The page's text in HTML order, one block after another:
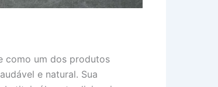
como um dos produtos
e natural. Sua